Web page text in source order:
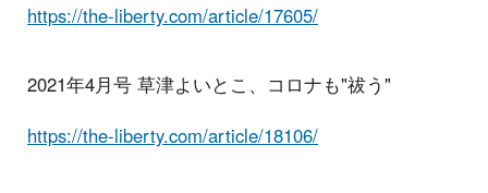
https://the-liberty.com/article/17605/
2021年4月号 草津よいとこ、コロナも"祓う"
https://the-liberty.com/article/18106/